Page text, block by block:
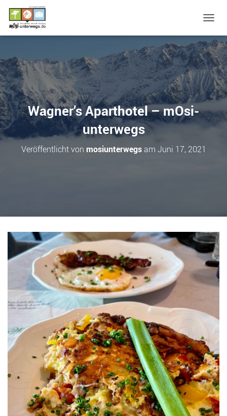
A
V
I
G
A
T
I
O
N
Wagner’s Aparthotel – mOsi-
unterwegs
Veröffentlicht von mosiunterwegsam Juni 17, 2021